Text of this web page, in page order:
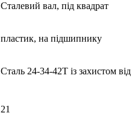
Сталевий вал, під квадрат
пластик, на підшипнику
Сталь 24-34-42Т із захистом
21